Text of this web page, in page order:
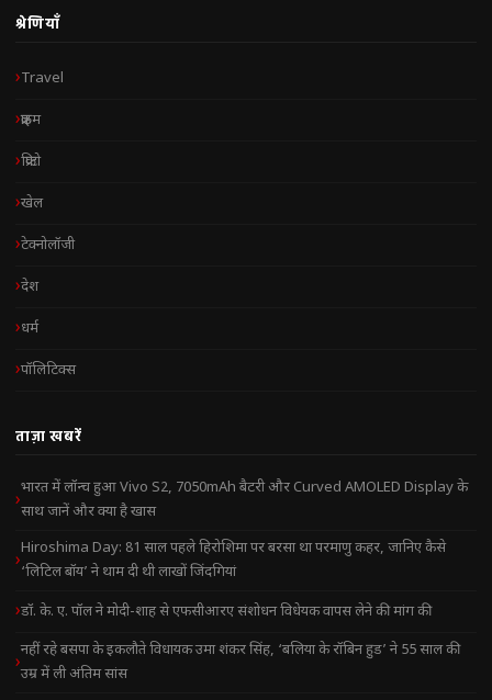
श्रेणियाँ
Travel
क्राइम
क्रिप्टो
खेल
टेक्नोलॉजी
देश
धर्म
पॉलिटिक्स
ताज़ा खबरें
भारत में लॉन्च हुआ Vivo S2, 7050mAh बैटरी और Curved AMOLED Display के
साथ जानें और क्या है खास
Hiroshima Day: 81 साल पहले हिरोशिमा पर बरसा था परमाणु कहर, जानिए कैसे
‘लिटिल बॉय’ ने थाम दी थी लाखों जिंदगियां
डॉ. के. ए. पॉल ने मोदी-शाह से एफसीआरए संशोधन विधेयक वापस लेने की मांग की
नहीं रहे बसपा के इकलौते विधायक उमा शंकर सिंह, ‘बलिया के रॉबिन हुड’ ने 55 साल की
उम्र में ली अंतिम सांस